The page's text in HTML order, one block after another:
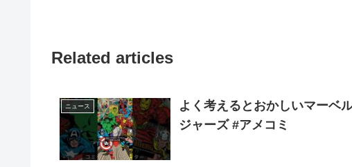
Related articles
ニュース
よく考えるとおかしいマーベ
ジャーズ #アメコミ